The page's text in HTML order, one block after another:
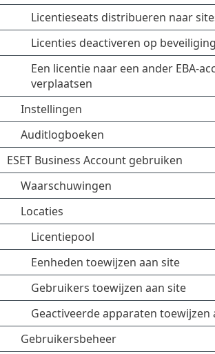
Licentieseats distribueren naar
Licenties deactiveren op
Een licentie naar een ander EBA-
verplaatsen
Instellingen
Auditlogboeken
ESET Business Account gebruiken
Waarschuwingen
Locaties
Licentiepool
Eenheden toewijzen aan site
Gebruikers toewijzen aan site
Geactiveerde apparaten toewijzen
Gebruikersbeheer